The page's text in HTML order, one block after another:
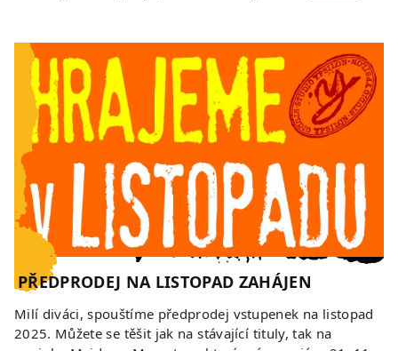
PŘEDPRODEJ NA LISTOPAD ZAHÁJEN
Milí diváci, spouštíme předprodej vstupenek na listopad
2025. Můžete se těšit jak na stávající tituly, tak na